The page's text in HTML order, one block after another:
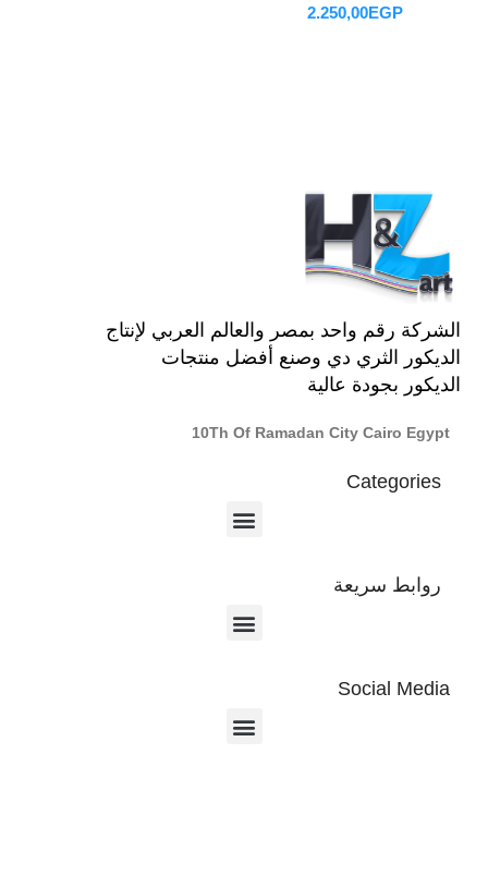
EGP
الشركة رقم واحد بمصر والعالم العربي لإنتاج
الديكور الثري دي وصنع أفضل منتجات
الديكور بجودة عالية
10Th Of Ramadan City Cairo Egypt
Categories
روابط سريعة
Social Media